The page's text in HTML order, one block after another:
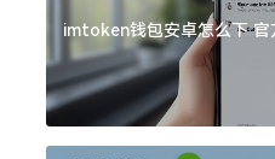
imtoken钱包安卓怎么下 官